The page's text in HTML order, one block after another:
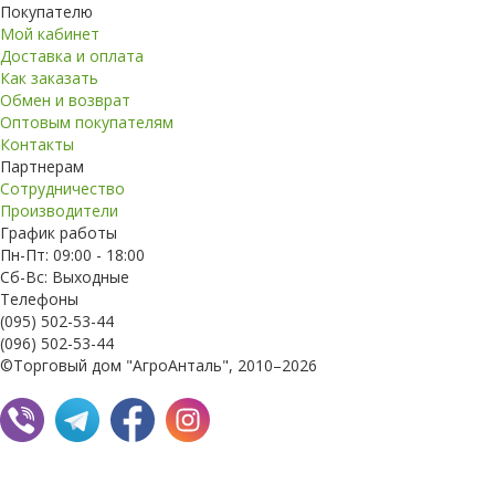
Покупателю
Мой кабинет
Доставка и оплата
Как заказать
Обмен и возврат
Оптовым покупателям
Контакты
Партнерам
Сотрудничество
Производители
График работы
Пн-Пт: 09:00 - 18:00
Сб-Вс: Выходные
Телефоны
(095) 502-53-44
(096) 502-53-44
©Торговый дом "АгроАнталь", 2010–2026